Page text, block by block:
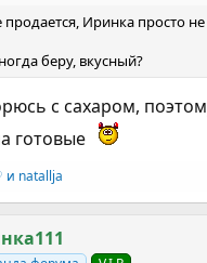
продается, Иринка просто
беру, вкусный?
с сахаром,
готовые
и natallja